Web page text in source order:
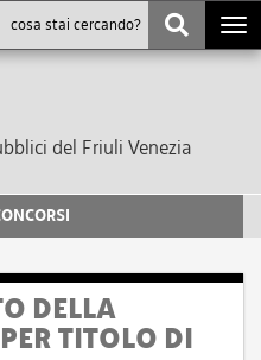
del Friuli Venezia
DELLA
TITOLO DI